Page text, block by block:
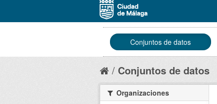
Conjuntos de datos
Conjuntos de datos
Organizaciones